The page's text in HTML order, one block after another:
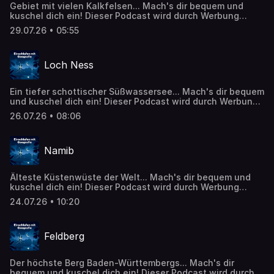
Gebiet mit vielen Kalkfelsen... Mach's dir bequem und
kuschel dich ein! Dieser Podcast wird durch Werbung
finanziert. Weitere Podcasts, Infos und Angebote unserer
Werbepartner: https://linktr.ee/EinschlafenMitPodcast Die
https://de.wikipedia.org/wiki/Halong-Bucht Inhalte wurden
mithilfe künstlicher Intelligenz erstellt oder bearbeitet. CC
BY-SA 4.0 (https://creativecommons.org/licenses/by-
29.07.26 • 05:55
Loch Ness
Ein tiefer schottischer Süßwassersee... Mach's dir bequem
und kuschel dich ein! Dieser Podcast wird durch Werbung
finanziert. Weitere Podcasts, Infos und Angebote unserer
Werbepartner: https://linktr.ee/EinschlafenMitPodcast Die
https://de.wikipedia.org/wiki/Loch_Ness Inhalte wurden
mithilfe künstlicher Intelligenz erstellt oder bearbeitet. CC
BY-SA 4.0 (https://creativecommons.org/licenses/by-
26.07.26 • 08:06
Namib
Älteste Küstenwüste der Welt... Mach's dir bequem und
kuschel dich ein! Dieser Podcast wird durch Werbung
finanziert. Weitere Podcasts, Infos und Angebote unserer
Werbepartner: https://linktr.ee/EinschlafenMitPodcast Die
https://de.wikipedia.org/wiki/Namib Inhalte wurden
mithilfe künstlicher Intelligenz erstellt oder bearbeitet. CC
BY-SA 4.0 (https://creativecommons.org/licenses/by-
24.07.26 • 10:20
Feldberg
Der höchste Berg Baden-Württembergs... Mach's dir